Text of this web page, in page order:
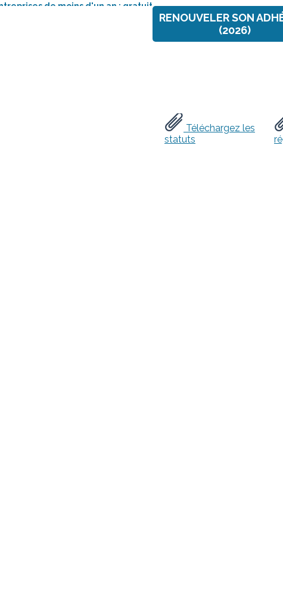
de moins d'un an : gratuit
RENOUVELER SON
(2026)
Téléchargez les
statuts